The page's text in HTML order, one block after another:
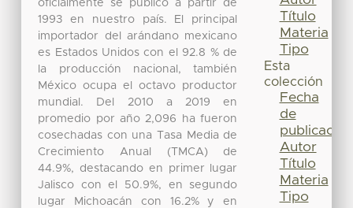
oficialmente se publicó a partir de
1993 en nuestro país. El principal
importador del arándano mexicano
es Estados Unidos con el 92.8 % de
la producción nacional, también
México ocupa el octavo productor
mundial. Del 2010 a 2019 en
promedio por año 2,096 ha fueron
cosechadas con una Tasa Media de
Crecimiento Anual (TMCA) de
44.9%, destacando en primer lugar
Jalisco con el 50.9%, en segundo
lugar Michoacán con 16.2% y en
Título
Materia
Tipo
Esta
colección
Fecha
de
publicación
Autor
Título
Materia
Tipo